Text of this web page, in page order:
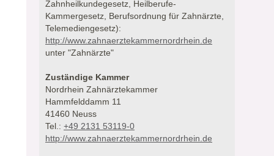
Zahnheilkundegesetz, Heilberufe-
Kammergesetz, Berufsordnung für Zahnärzte,
Telemediengesetz):
http://www.zahnaerztekammernordrhein.de
unter "Zahnärzte"
Zuständige Kammer
Nordrhein Zahnärztekammer
Hammfelddamm 11
41460 Neuss
Tel.: +49 2131 53119-0
http://www.zahnaerztekammernordrhein.de